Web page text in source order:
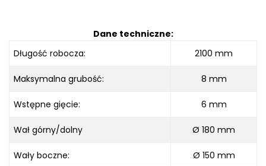
Dane techniczne:
Długość robocza: 2100 mm
Maksymalna grubość: 8 mm
Wstępne gięcie: 6 mm
Wał górny/dolny Ø 180 mm
Wały boczne: Ø 150 mm